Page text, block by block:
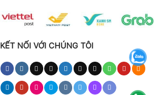
KẾT NỐI VỚI CHÚNG TÔI